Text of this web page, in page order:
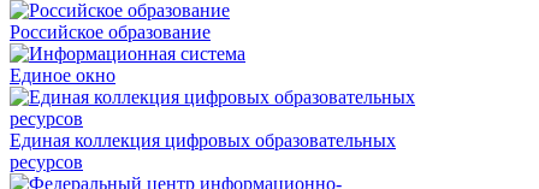
Российское образование
Единое окно
Единая коллекция цифровых образовательных
ресурсов